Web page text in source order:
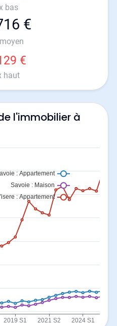
bas
€
€
haut
l'immobilier à